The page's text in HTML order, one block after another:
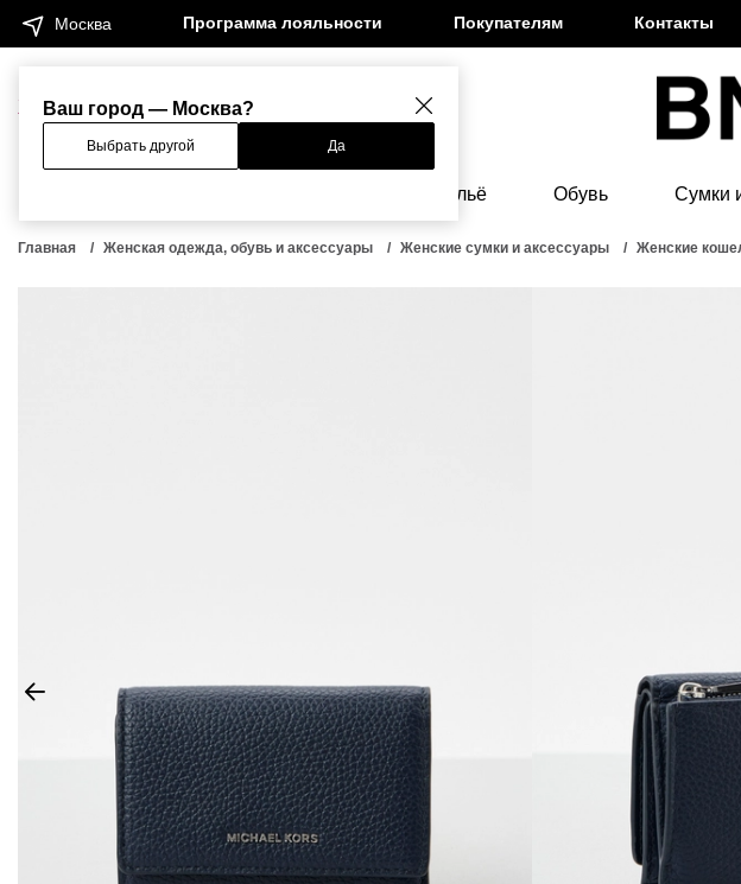
Ваш город — Москва?
Выбрать другой Да
Москва Программа лояльности Покупателям Контакты
Женщинам Мужчинам
Бельё Обувь Сумки
Главная Женская одежда, обувь и аксессуары Женские сумки и аксессуары Женские